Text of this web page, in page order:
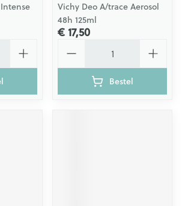
Vichy Deo A/trace Aerosol
48h 125ml
€ 17,50
Bestel